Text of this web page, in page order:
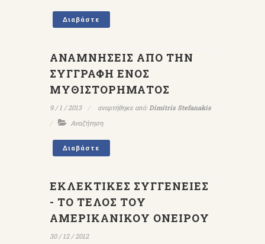
Διαβάστε
ΑΝΑΜΝΗΣΕΙΣ ΑΠΟ ΤΗΝ
ΣΥΓΓΡΑΦΗ ΕΝΟΣ
ΜΥΘΙΣΤΟΡΗΜΑΤΟΣ
9 / 1 / 2013 αναρτήθηκε από:Dimitris Stefanakis
Αναζήτηση
Διαβάστε
ΕΚΛΕΚΤΙΚΕΣ ΣΥΓΓΕΝΕΙΕΣ
- ΤΟ ΤΕΛΟΣ ΤΟΥ
ΑΜΕΡΙΚΑΝΙΚΟΥ ΟΝΕΙΡΟΥ
30 / 12 / 2012